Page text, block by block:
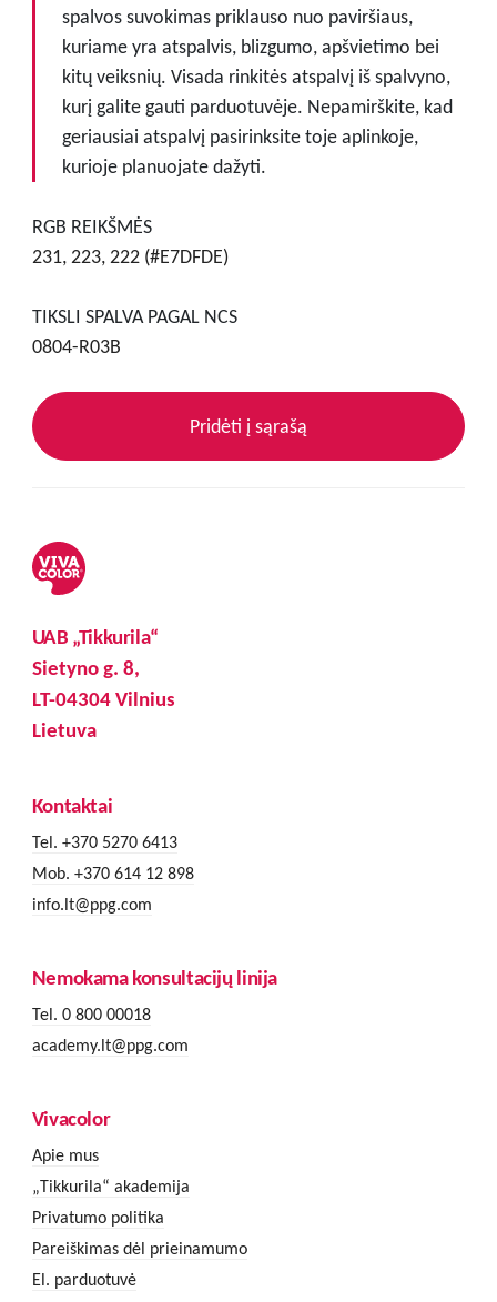
spalvos suvokimas priklauso nuo paviršiaus,
kuriame yra atspalvis, blizgumo, apšvietimo bei
kitų veiksnių. Visada rinkitės atspalvį iš spalvyno,
kurį galite gauti parduotuvėje. Nepamirškite, kad
geriausiai atspalvį pasirinksite toje aplinkoje,
kurioje planuojate dažyti.
RGB REIKŠMĖS
231, 223, 222 (#E7DFDE)
TIKSLI SPALVA PAGAL NCS
0804-R03B
Pridėti į sąrašą
UAB „Tikkurila“
Sietyno g. 8,
LT-04304 Vilnius
Lietuva
Kontaktai
Tel. +370 5270 6413
Mob. +370 614 12 898
info.lt@ppg.com
Nemokama konsultacijų linija
Tel. 0 800 00018
academy.lt@ppg.com
Vivacolor
Apie mus
„Tikkurila“ akademija
Privatumo politika
Pareiškimas dėl prieinamumo
El. parduotuvė